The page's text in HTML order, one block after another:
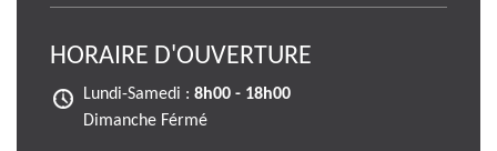
HORAIRE D'OUVERTURE
Lundi-Samedi : 8h00 - 18h00
Dimanche Férmé